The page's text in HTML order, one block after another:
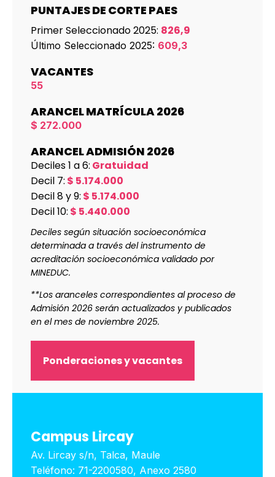
PUNTAJES DE CORTE PAES
Primer Seleccionado 2025: 826,9
Último Seleccionado 2025: 609,3
VACANTES
55
ARANCEL MATRÍCULA 2026
$ 272.000
ARANCEL ADMISIÓN 2026
Deciles 1 a 6: Gratuidad
Decil 7: $ 5.174.000
Decil 8 y 9: $ 5.174.000
Decil 10: $ 5.440.000
Deciles según situación socioeconómica
determinada a través del instrumento de
acreditación socioeconómica validado por
MINEDUC.
**Los aranceles correspondientes al proceso de
Admisión 2026 serán actualizados y publicados
en el mes de noviembre 2025.
Ponderaciones y vacantes
Campus Lircay
Av. Lircay s/n, Talca, Maule
Teléfono: 71-2200580, Anexo 2580